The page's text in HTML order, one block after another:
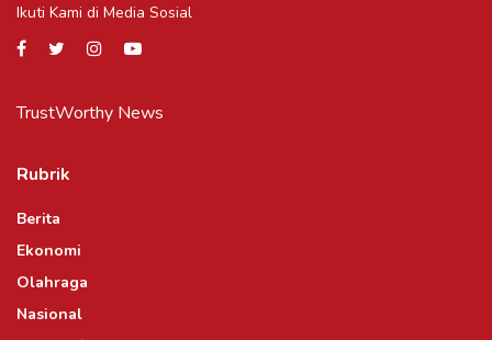
Ikuti Kami di Media Sosial
TrustWorthy News
Rubrik
Berita
Ekonomi
Olahraga
Nasional